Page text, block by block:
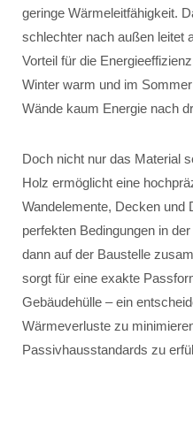
geringe Wärmeleitfähigkeit.
schlechter nach außen leitet
Vorteil für die
Winter warm und im
Wände kaum Energie nach
Doch nicht nur das Material
Holz ermöglicht eine
Wandelemente, Decken und
perfekten Bedingungen in
dann auf der Baustelle
sorgt für eine exakte
Gebäudehülle – ein
Wärmeverluste zu
Passivhausstandards zu